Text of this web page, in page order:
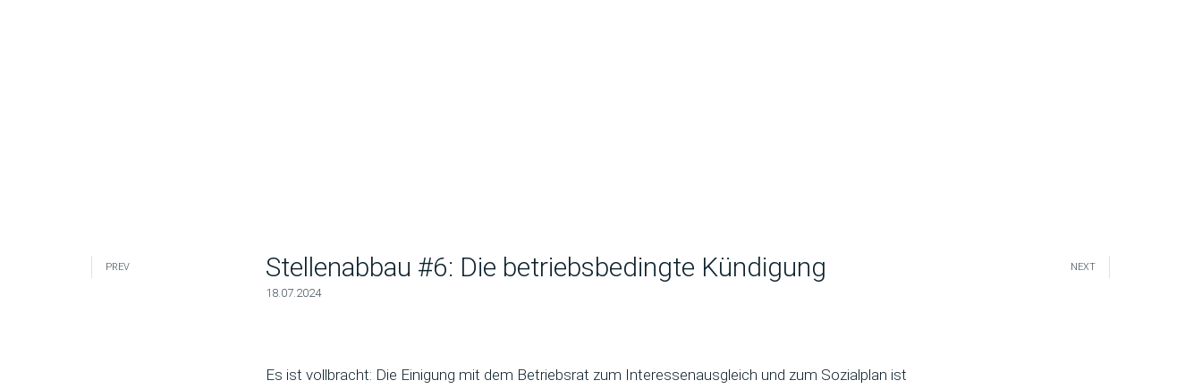
PREV NEXT
Stellenabbau #6: Die betriebsbedingte Kündigung
18.07.2024
Es ist vollbracht: Die Einigung mit dem Betriebsrat zum Interessenausgleich und zum Sozialplan ist